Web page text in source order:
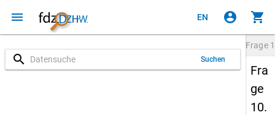
menu EN account_circle shopping_cart
search Suchen
Frage
Fra
ge
10.